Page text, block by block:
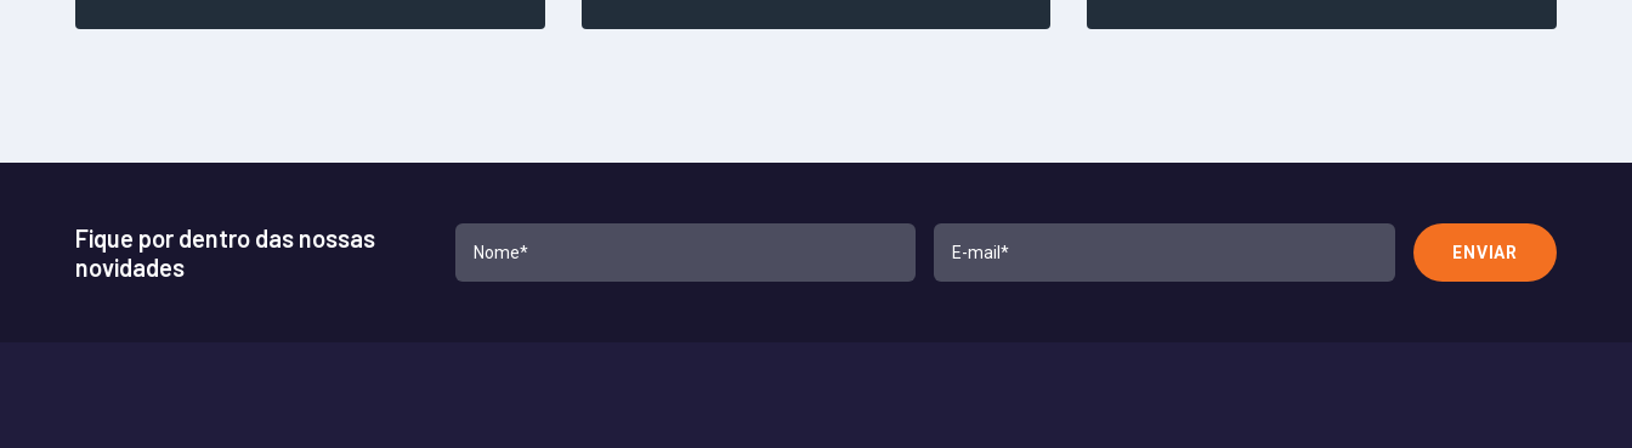
Fique por dentro das nossas
novidades